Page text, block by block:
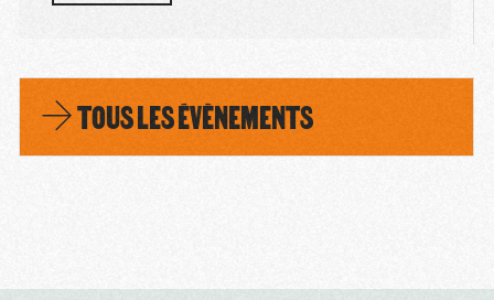
TOUS LES ÉVÈNEMENTS